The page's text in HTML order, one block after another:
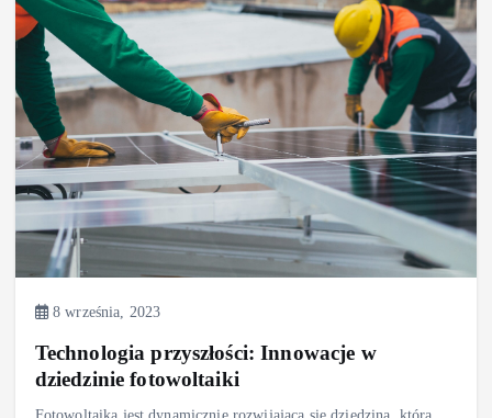
8 września, 2023
Technologia przyszłości: Innowacje w
dziedzinie fotowoltaiki
Fotowoltaika jest dynamicznie rozwijającą się dziedziną, która